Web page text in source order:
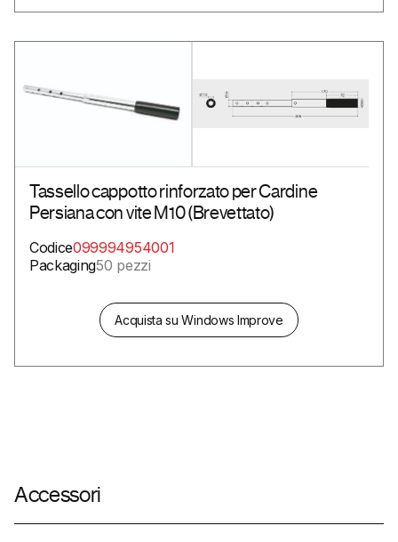
Tassello cappotto rinforzato per Cardine
Persiana con vite M10 (Brevettato)
Codice099994954001
Packaging50 pezzi
Acquista su Windows Improve
Accessori